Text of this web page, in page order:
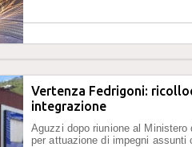
Vertenza Fedrigoni:
integrazione
Aguzzi dopo riunione al
per attuazione di impegni assunti